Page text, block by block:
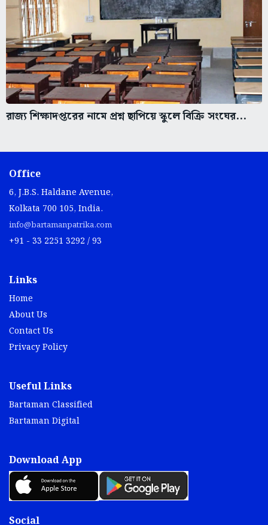
রাজ্য শিক্ষাদপ্তরের নামে প্রশ্ন ছাপিয়ে স্কুলে বিক্রি সংঘের...
Office
6, J.B.S. Haldane Avenue,
Kolkata 700 105, India.
info@bartamanpatrika.com
+91 - 33 2251 3292 / 93
Links
Home
About Us
Contact Us
Privacy Policy
Useful Links
Bartaman Classified
Bartaman Digital
Download App
Social